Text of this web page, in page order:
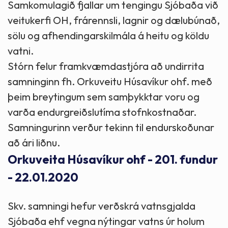
Samkomulagið fjallar um tengingu Sjóbaða við
veitukerfi OH, frárennsli, lagnir og dælubúnað,
sölu og afhendingarskilmála á heitu og köldu
vatni.
Stórn felur framkvæmdastjóra að undirrita
samninginn fh. Orkuveitu Húsavíkur ohf. með
þeim breytingum sem samþykktar voru og
varða endurgreiðslutíma stofnkostnaðar.
Samningurinn verður tekinn til endurskoðunar
að ári liðnu.
Orkuveita Húsavíkur ohf - 201. fundur
- 22.01.2020
Skv. samningi hefur verðskrá vatnsgjalda
Sjóbaða ehf vegna nýtingar vatns úr holum